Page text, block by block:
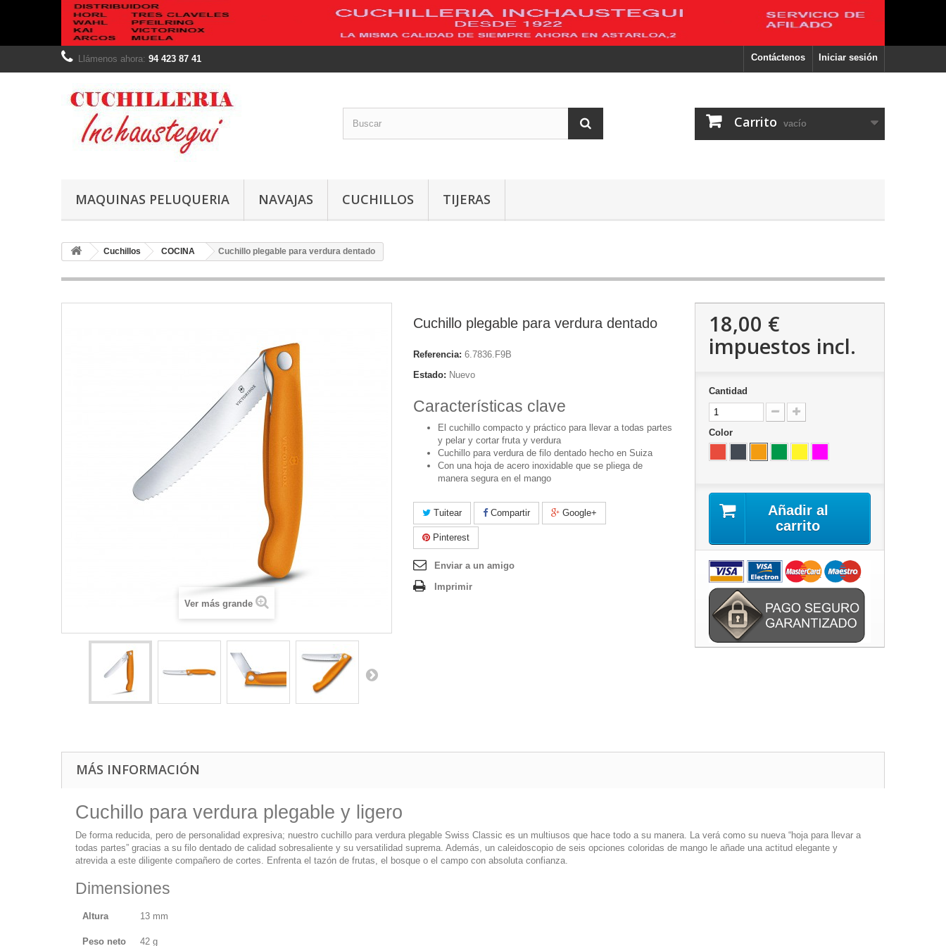
Iniciar sesión
Contáctenos
Llámenos ahora: 94 423 87 41
Carrito vacío
MAQUINAS PELUQUERIA NAVAJAS CUCHILLOS TIJERAS
Cuchillos COCINA Cuchillo plegable para verdura dentado
Ver más grande
Cuchillo plegable para verdura dentado
Referencia: 6.7836.F9B
Estado: Nuevo
Características clave
El cuchillo compacto y práctico para llevar a todas partes
y pelar y cortar fruta y verdura
Cuchillo para verdura de filo dentado hecho en Suiza
Con una hoja de acero inoxidable que se pliega de
manera segura en el mango
Tuitear Compartir Google+
Pinterest
Enviar a un amigo
Imprimir
18,00 €
impuestos incl.
Cantidad
Color
Añadir al
carrito
MÁS INFORMACIÓN
Cuchillo para verdura plegable y ligero
De forma reducida, pero de personalidad expresiva; nuestro cuchillo para verdura plegable Swiss Classic es un multiusos que hace todo a su manera. La verá como su nueva “hoja para llevar a
todas partes” gracias a su filo dentado de calidad sobresaliente y su versatilidad suprema. Además, un caleidoscopio de seis opciones coloridas de mango le añade una actitud elegante y
atrevida a este diligente compañero de cortes. Enfrenta el tazón de frutas, el bosque o el campo con absoluta confianza.
Dimensiones
Altura 13 mm
Peso neto 42 g